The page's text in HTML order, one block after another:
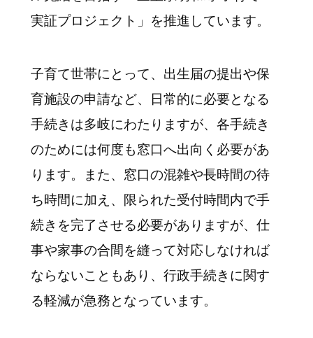
実証プロジェクト」を推進しています。
子育て世帯にとって、出生届の提出や保
育施設の申請など、日常的に必要となる
手続きは多岐にわたりますが、各手続き
のためには何度も窓口へ出向く必要があ
ります。また、窓口の混雑や長時間の待
ち時間に加え、限られた受付時間内で手
続きを完了させる必要がありますが、仕
事や家事の合間を縫って対応しなければ
ならないこともあり、行政手続きに関す
る軽減が急務となっています。